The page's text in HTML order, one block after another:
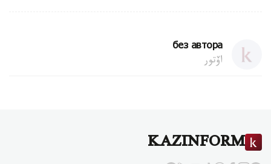
без автора
اۆتور
KAZINFORM